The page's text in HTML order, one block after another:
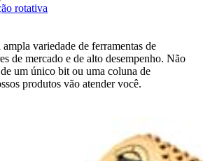
rotativa
variedade de ferramentas de
de mercado e de alto desempenho. Não
um único bit ou uma coluna de
produtos vão atender você.